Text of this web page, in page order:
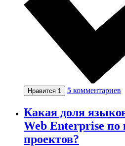
Нравится 1 5 комментариев
Какая доля
Web Enterprise по
проектов?